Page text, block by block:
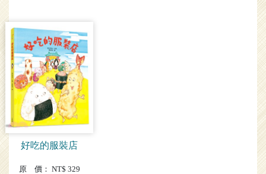
好吃的服裝店
原 價： NT$ 329